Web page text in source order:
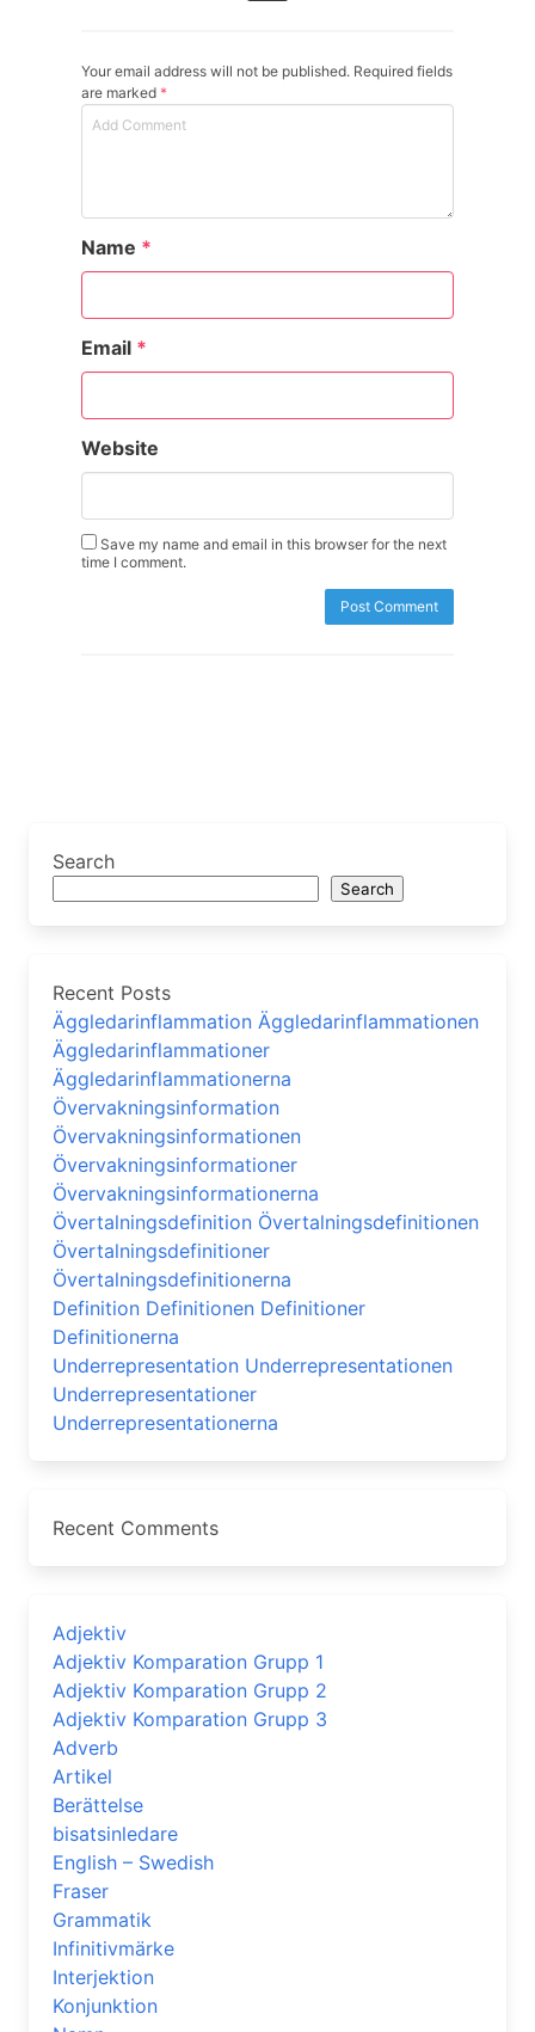
Your email address will not be published. Required fields
are marked *
Name *
Email *
Website
Save my name and email in this browser for the next
time I comment.
Search
Search
Recent Posts
Äggledarinflammation Äggledarinflammationen
Äggledarinflammationer
Äggledarinflammationerna
Övervakningsinformation
Övervakningsinformationen
Övervakningsinformationer
Övervakningsinformationerna
Övertalningsdefinition Övertalningsdefinitionen
Övertalningsdefinitioner
Övertalningsdefinitionerna
Definition Definitionen Definitioner
Definitionerna
Underrepresentation Underrepresentationen
Underrepresentationer
Underrepresentationerna
Recent Comments
Adjektiv
Adjektiv Komparation Grupp 1
Adjektiv Komparation Grupp 2
Adjektiv Komparation Grupp 3
Adverb
Artikel
Berättelse
bisatsinledare
English – Swedish
Fraser
Grammatik
Infinitivmärke
Interjektion
Konjunktion